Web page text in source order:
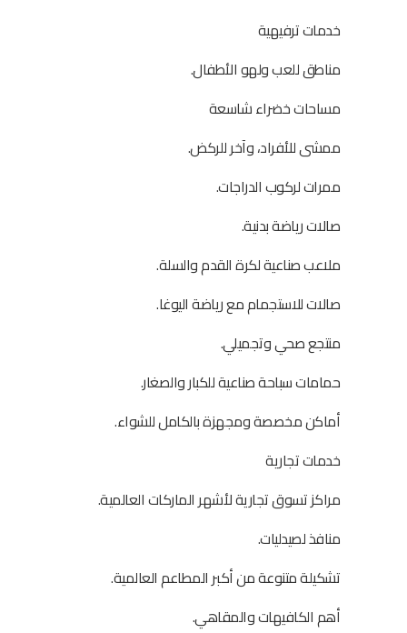
خدمات ترفيهية
مناطق للعب ولهو الأطفال.
مساحات خضراء شاسعة
ممشى للأفراد، وآخر للركض.
ممرات لركوب الدراجات.
صالات رياضة بدنية.
ملاعب صناعية لكرة القدم والسلة.
صالات للاستجمام مع رياضة اليوغا.
منتجع صحي وتجميلي.
حمامات سباحة صناعية للكبار والصغار.
أماكن مخصصة ومجهزة بالكامل للشواء.
خدمات تجارية
مراكز تسوق تجارية لأشهر الماركات العالمية.
منافذ لصيدليات.
تشكيلة متنوعة من أكبر المطاعم العالمية.
أهم الكافيهات والمقاهي.